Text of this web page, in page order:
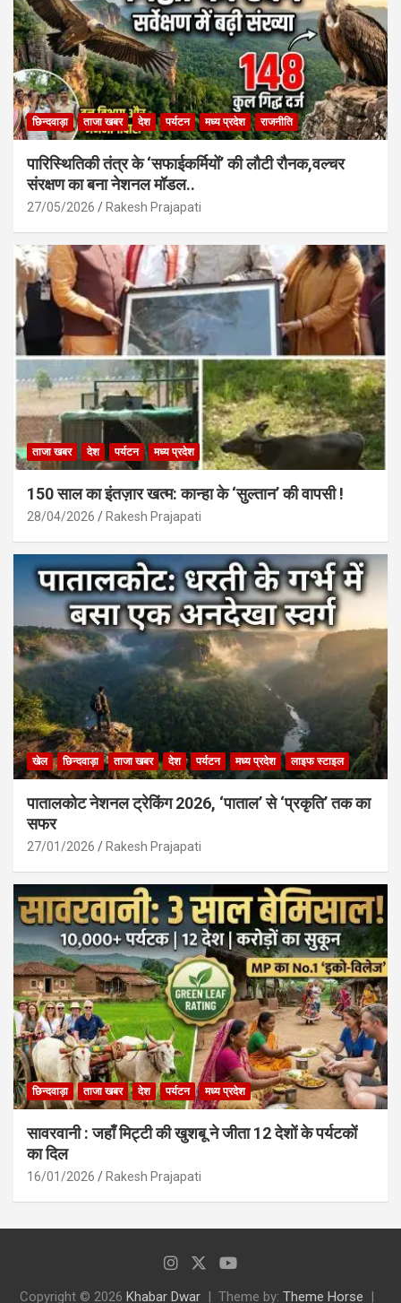
छिन्दवाड़ा ताजा खबर देश पर्यटन मध्य प्रदेश राजनीति
पारिस्थितिकी तंत्र के ‘सफाईकर्मियों’ की लौटी रौनक,वल्चर
संरक्षण का बना नेशनल मॉडल..
27/05/2026 Rakesh Prajapati
ताजा खबर देश पर्यटन मध्य प्रदेश
150 साल का इंतज़ार खत्म: कान्हा के ‘सुल्तान’ की वापसी !
28/04/2026 Rakesh Prajapati
खेल छिन्दवाड़ा ताजा खबर देश पर्यटन मध्य प्रदेश लाइफ स्टाइल
पातालकोट नेशनल ट्रेकिंग 2026, ‘पाताल’ से ‘प्रकृति’ तक का
सफर
27/01/2026 Rakesh Prajapati
छिन्दवाड़ा ताजा खबर देश पर्यटन मध्य प्रदेश
सावरवानी : जहाँ मिट्टी की खुशबू ने जीता 12 देशों के पर्यटकों
का दिल
16/01/2026 Rakesh Prajapati
Copyright © 2026 Khabar Dwar Theme by: Theme Horse